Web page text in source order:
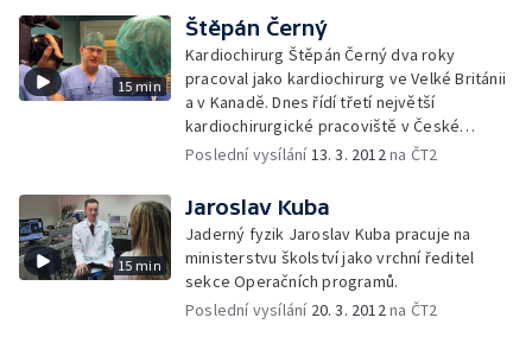
15 min
Štěpán Černý
Kardiochirurg Štěpán Černý dva roky
pracoval jako kardiochirurg ve Velké Británii
a v Kanadě. Dnes řídí třetí největší
kardiochirurgické pracoviště v České
republice a se svým týmem ročně provede
Poslední vysílání13. 3. 2012na ČT2
15 min
Jaroslav Kuba
Jaderný fyzik Jaroslav Kuba pracuje na
ministerstvu školství jako vrchní ředitel
sekce Operačních programů.
Poslední vysílání 20. 3. 2012na ČT2